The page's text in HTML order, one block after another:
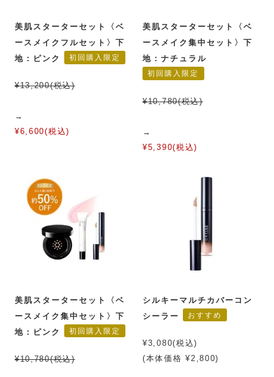
美肌スターターセット〈ベ
ースメイクフルセット〉下
地：ピンク
初回購入限定
¥13,200(税込)
→
¥6,600(税込)
美肌スターターセット〈ベ
ースメイク集中セット〉下
地：ナチュラル
初回購入限定
¥10,780(税込)
→
¥5,390(税込)
美肌スターターセット〈ベ
ースメイク集中セット〉下
地：ピンク
初回購入限定
¥10,780(税込)
シルキーマルチカバーコン
シーラー
おすすめ
¥3,080(税込)
(本体価格 ¥2,800)